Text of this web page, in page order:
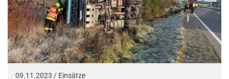
09.11.2023 / Einsätze